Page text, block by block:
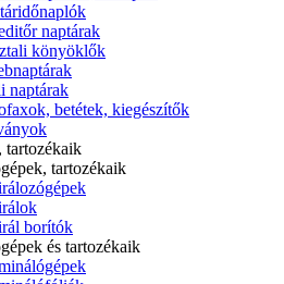
naptárak
könyöklők
naptárak
betétek, kiegészítők
tartozékaik
tartozékaik
borítók
és tartozékaik